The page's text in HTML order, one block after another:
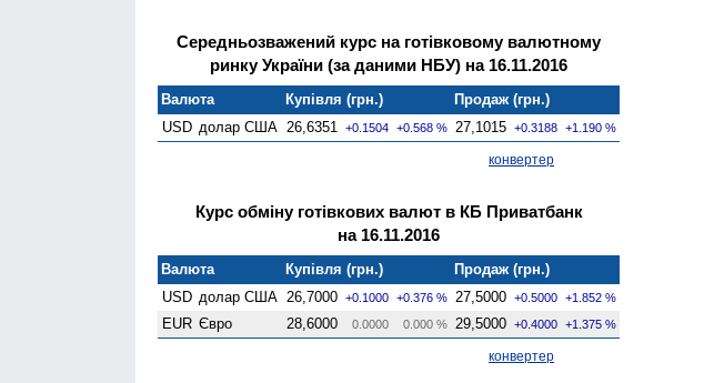
Середньозважений курс на готівковому валютному
ринку України (за даними НБУ) на 16.11.2016
Валюта Купівля (грн.)
Продаж (грн.)
USD долар США 26,6351 +0.1504 +0.568 % 27,1015 +0.3188 +1.190 %
конвертер
Курс обміну готівкових валют в КБ Приватбанк
на 16.11.2016
Валюта Купівля (грн.)
Продаж (грн.)
USD долар США 26,7000 +0.1000 +0.376 % 27,5000 +0.5000 +1.852 %
EUR Євро 28,6000 0.0000 0.000 % 29,5000 +0.4000 +1.375 %
конвертер